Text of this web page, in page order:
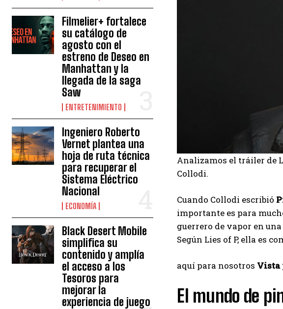
Filmelier+ fortalece
su catálogo de
agosto con el
estreno de Deseo en
Manhattan y la
llegada de la saga
Saw
ENTRETENIMIENTO
Ingeniero Roberto
Vernet plantea una
hoja de ruta técnica
para recuperar el
Sistema Eléctrico
Nacional
ECONOMÍA
Black Desert Mobile
simplifica su
contenido y amplía
el acceso a los
Tesoros para
mejorar la
experiencia de juego
Analizamos el tráiler de
Collodi.
Cuando Collodi escribió
importante es para
guerrero de vapor en
Según Lies of P, ella es
aquí para nosotros Vista
El mundo de